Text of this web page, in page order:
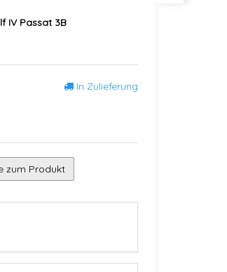
IV Passat 3B
In Zulieferung
zum Produkt